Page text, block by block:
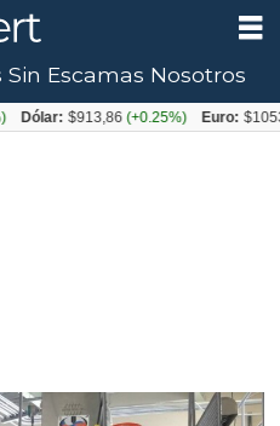
Sin Escamas Nosotros
$913,86(+0.25%) Euro: $1053,08